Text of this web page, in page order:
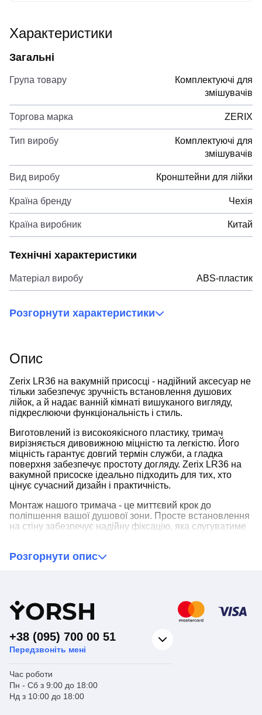
Характеристики
Загальні
Група товару
Комплектуючі для
змішувачів
Торгова марка ZERIX
Тип виробу
Комплектуючі для
змішувачів
Вид виробу Кронштейни для лійки
Країна бренду Чехія
Країна виробник Китай
Технічні характеристики
Матеріал виробу ABS-пластик
Розгорнути характеристики
Опис
Zerix LR36 на вакумній присосці - надійний аксесуар не
тільки забезпечує зручність встановлення душових
лійок, а й надає ванній кімнаті вишуканого вигляду,
підкреслюючи функціональність і стиль.
Виготовлений із високоякісного пластику, тримач
вирізняється дивовижною міцністю та легкістю. Його
міцність гарантує довгий термін служби, а гладка
поверхня забезпечує простоту догляду. Zerix LR36 на
вакумной присоске ідеально підходить для тих, хто
цінує сучасний дизайн і практичність.
Монтаж нашого тримача - це миттєвий крок до
поліпшення вашої душової зони. Просте встановлення
на стіну забезпечує надійну фіксацію, яка слугуватиме
Зробіть вашу душову процедуру комфортнішою та
Розгорнути опис
YORSH
+38 (095) 700 00 51
Передзвоніть мені
Час роботи
Пн - Сб з 9:00 до 18:00
Нд з 10:00 до 18:00